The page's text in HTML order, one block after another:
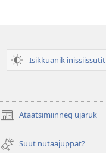
Isikkuanik inissiissutit
Ataatsimiinneq ujaruk
(opens
window)Suut nutaajuppat?